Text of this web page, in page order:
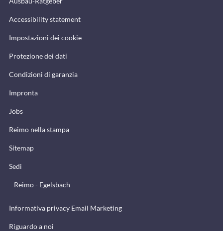
Accessibility statement
Impostazioni dei cookie
Protezione dei dati
Condizioni di garanzia
Impronta
Jobs
Reimo nella stampa
Sitemap
Sedi
Reimo - Egelsbach
Informativa privacy Email Marketing
Riguardo a noi